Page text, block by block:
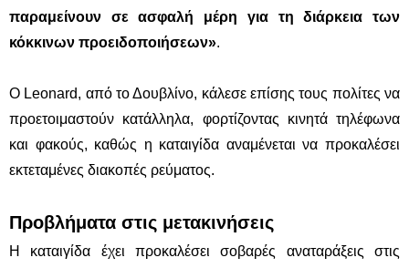
παραμείνουν σε ασφαλή μέρη για τη διάρκεια των
κόκκινων προειδοποιήσεων».
Ο Leonard, από το Δουβλίνο, κάλεσε επίσης τους πολίτες να
προετοιμαστούν κατάλληλα, φορτίζοντας κινητά τηλέφωνα
και φακούς, καθώς η καταιγίδα αναμένεται να προκαλέσει
εκτεταμένες διακοπές ρεύματος.
Προβλήματα στις μετακινήσεις
Η καταιγίδα έχει προκαλέσει σοβαρές αναταράξεις στις